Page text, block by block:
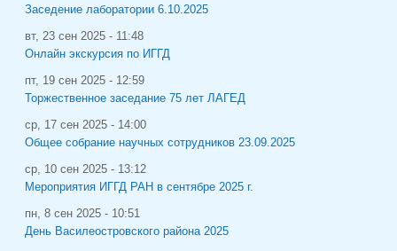
Заседение лаборатории 6.10.2025
вт, 23 сен 2025 - 11:48
Онлайн экскурсия по ИГГД
пт, 19 сен 2025 - 12:59
Торжественное заседание 75 лет ЛАГЕД
ср, 17 сен 2025 - 14:00
Общее собрание научных сотрудников 23.09.2025
ср, 10 сен 2025 - 13:12
Мероприятия ИГГД РАН в сентябре 2025 г.
пн, 8 сен 2025 - 10:51
День Василеостровского района 2025